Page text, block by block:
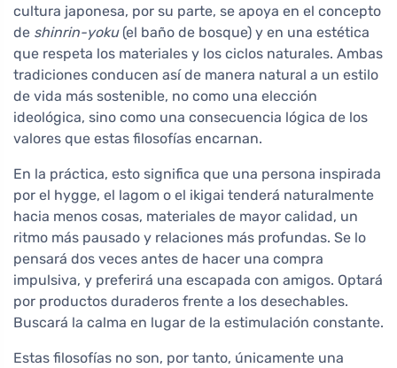
cultura japonesa, por su parte, se apoya en el concepto
de shinrin-yoku(el baño de bosque) y en una estética
que respeta los materiales y los ciclos naturales. Ambas
tradiciones conducen así de manera natural a un estilo
de vida más sostenible, no como una elección
ideológica, sino como una consecuencia lógica de los
valores que estas filosofías encarnan.
En la práctica, esto significa que una persona inspirada
por el hygge, el lagom o el ikigai tenderá naturalmente
hacia menos cosas, materiales de mayor calidad, un
ritmo más pausado y relaciones más profundas. Se lo
pensará dos veces antes de hacer una compra
impulsiva, y preferirá una escapada con amigos. Optará
por productos duraderos frente a los desechables.
Buscará la calma en lugar de la estimulación constante.
Estas filosofías no son, por tanto, únicamente una